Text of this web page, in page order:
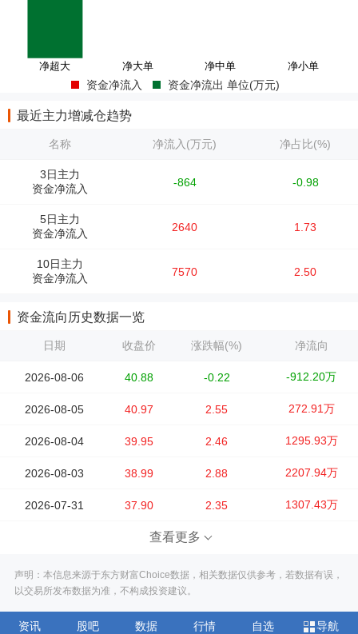
资金净流入 资金净流出 单位(万元)
最近主力增减仓趋势
名称 净流入(万元) 净占比(%)
3日主力
资金净流入
-864 -0.98
5日主力
资金净流入
2640 1.73
10日主力
资金净流入
7570 2.50
资金流向历史数据一览
日期 收盘价 涨跌幅(%) 净流向
2026-08-06 40.88 -0.22 -912.20万
2026-08-05 40.97 2.55 272.91万
2026-08-04 39.95 2.46 1295.93万
2026-08-03 38.99 2.88 2207.94万
2026-07-31 37.90 2.35 1307.43万
查看更多
声明：本信息来源于东方财富Choice数据，相关数据仅供参考，若数据有误，
以交易所发布数据为准，不构成投资建议。
资讯 股吧 数据 行情 自选 导航